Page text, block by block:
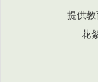
提供
花